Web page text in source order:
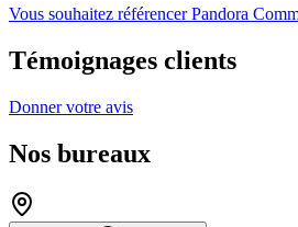
Vous souhaitez référencer Pandora
Témoignages clients
Donner votre avis
Nos bureaux